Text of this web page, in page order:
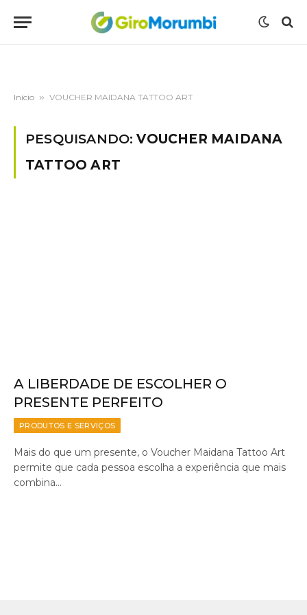
Início » VOUCHER MAIDANA TATTOO ART
PESQUISANDO:VOUCHER MAIDANA
TATTOO ART
A LIBERDADE DE ESCOLHER O
PRESENTE PERFEITO
PRODUTOS E SERVIÇOS
Mais do que um presente, o Voucher Maidana Tattoo Art
permite que cada pessoa escolha a experiência que mais
combina…